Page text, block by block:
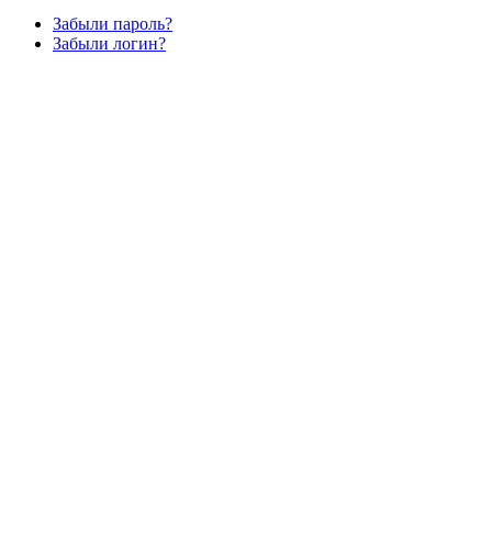
Забыли пароль?
Забыли логин?